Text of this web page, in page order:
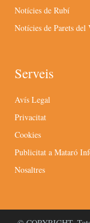
Notícies de Rubí
Notícies de Parets del
Serveis
Avís Legal
Privacitat
Cookies
Publicitat a Mataró
Nosaltres